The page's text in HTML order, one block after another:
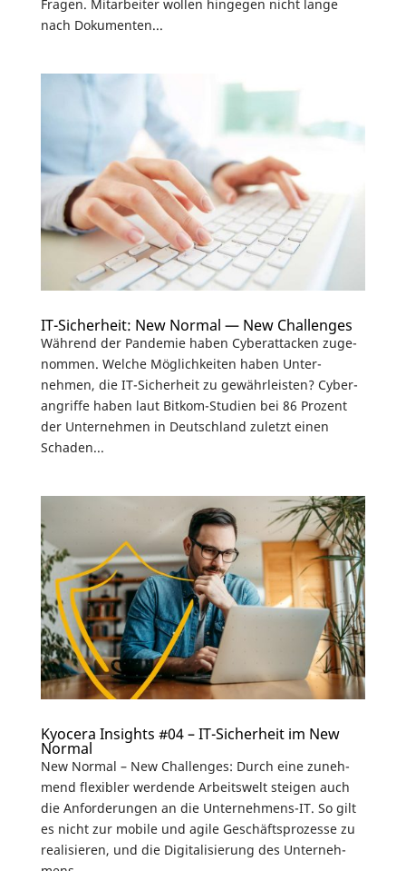
Fragen. Mitar­beiter wollen hingegen nicht lange
nach Doku­menten...
IT-Sicherheit: New Normal — New Challenges
Während der Pandemie haben Cyber­at­ta­cken zuge­
nommen. Welche Möglich­keiten haben Unter­
nehmen, die IT-Sicher­heit zu gewährleisten? Cyber­
an­griffe haben laut Bitkom-Studien bei 86 Prozent
der Unter­nehmen in Deutsch­land zuletzt einen
Schaden...
Kyocera Insights #04 – IT-Sicherheit im New
Normal
New Normal – New Chal­lenges: Durch eine zuneh­
mend flexi­bler werdende Arbeits­welt steigen auch
die Anfor­de­rungen an die Unter­neh­mens-IT. So gilt
es nicht zur mobile und agile Geschäfts­pro­zesse zu
reali­sieren, und die Digi­ta­li­sie­rung des Unter­neh­